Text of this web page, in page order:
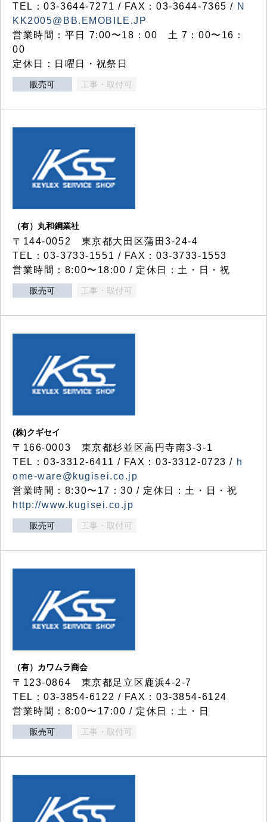
TEL：03‐3644‐7271 / FAX：03-3644-7365 / N
KK2005@BB.EMOBILE.JP
営業時間：平日 7:00〜18：00 土 7：00〜16：
00
定休日：日曜日・祝祭日
販売可 工事・取付可
（有）丸和鋼業社
〒144-0052 東京都大田区蒲田3-24-4
TEL：03-3733-1551 / FAX：03-3733-1553
営業時間：8:00〜18:00 / 定休日：土・日・祝
販売可 工事・取付可
(株)クギセイ
〒166-0003 東京都杉並区高円寺南3-3-1
TEL：03-3312-6411 / FAX：03-3312-0723 / h
ome-ware@kugisei.co.jp
営業時間：8:30〜17：30 / 定休日：土・日・祝
http://www.kugisei.co.jp
販売可 工事・取付可
（有）カワムラ商会
〒123-0864 東京都足立区鹿浜4-2-7
TEL：03-3854-6122 / FAX：03-3854-6124
営業時間：8:00〜17:00 / 定休日：土・日
販売可 工事・取付可